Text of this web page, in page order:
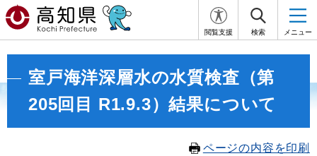
閲覧支援 検索 メニュー
室戸海洋深層水の水質検査（第
205回目 R1.9.3）結果について
ページの内容を印刷